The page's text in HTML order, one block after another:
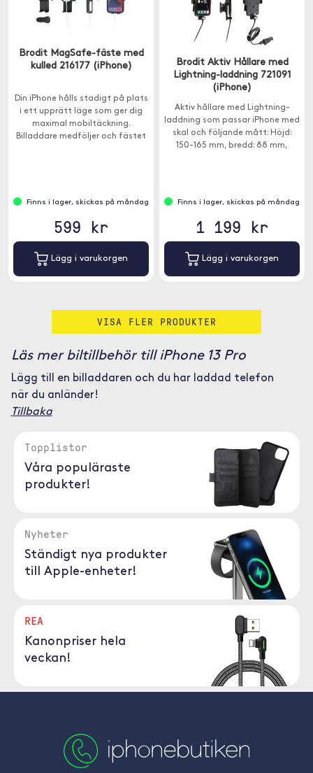
Brodit MagSafe-fäste med
kulled 216177 (iPhone)
Din iPhone hålls stadigt på plats
i ett upprätt läge som ger dig
maximal mobiltäckning.
Billaddare medföljer och fästet
Finns i lager, skickas på måndag
599 kr
Lägg i varukorgen
Brodit Aktiv Hållare med
Lightning-laddning 721091
(iPhone)
Aktiv hållare med Lightning-
laddning som passar iPhone med
skal och följande mått: Höjd:
150-165 mm, bredd: 88 mm,
Finns i lager, skickas på måndag
1 199 kr
Lägg i varukorgen
VISA FLER PRODUKTER
Läs mer biltillbehör till iPhone 13 Pro
Lägg till en billaddaren och du har laddad telefon
när du anländer!
Tillbaka
Topplistor
Våra populäraste
produkter!
Nyheter
Ständigt nya produkter
till Apple-enheter!
REA
Kanonpriser hela
veckan!